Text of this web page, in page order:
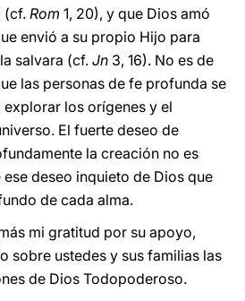
(cf. Rom 1, 20), y que Dios amó
envió a su propio Hijo para
salvara (cf. Jn 3, 16). No es de
las personas de fe profunda se
explorar los orígenes y el
El fuerte deseo de
la creación no es
deseo inquieto de Dios que
de cada alma.
mi gratitud por su apoyo,
sobre ustedes y sus familias las
de Dios Todopoderoso.